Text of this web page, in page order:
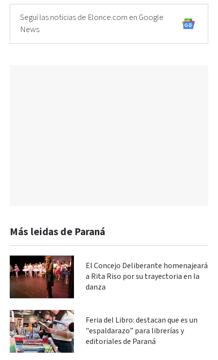
Seguí las noticias de Elonce.com en Google
News
Más leidas de Paraná
El Concejo Deliberante homenajeará
a Rita Riso por su trayectoria en la
danza
Feria del Libro: destacan que es un
"espaldarazo” para librerías y
editoriales de Paraná